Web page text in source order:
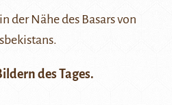
der Nähe des Basars von
des Tages.